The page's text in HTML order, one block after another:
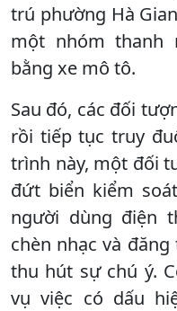
trú phường Hà
một nhóm thanh
bằng xe mô tô.
Sau đó, các đối
rồi tiếp tục truy
trình này, một đối
đứt biển kiểm
người dùng điện
chèn nhạc và
thu hút sự chú ý.
vụ việc có dấu